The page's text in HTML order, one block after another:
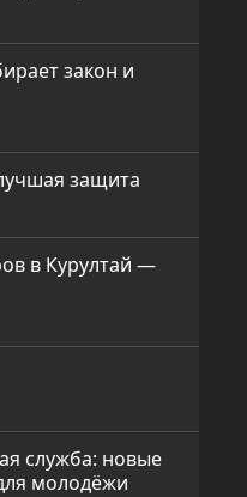
закон и
защита
в Курултай —
служба: новые
молодёжи